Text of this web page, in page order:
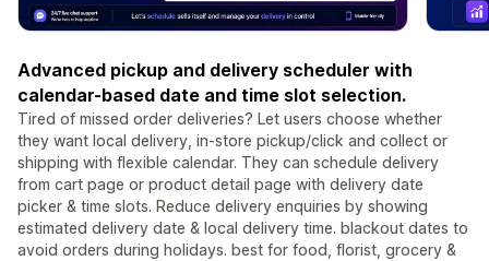
Advanced pickup and delivery scheduler with
calendar-based date and time slot selection.
Tired of missed order deliveries? Let users choose whether
they want local delivery, in-store pickup/click and collect or
shipping with flexible calendar. They can schedule delivery
from cart page or product detail page with delivery date
picker & time slots. Reduce delivery enquiries by showing
estimated delivery date & local delivery time. blackout dates to
avoid orders during holidays. best for food, florist, grocery &